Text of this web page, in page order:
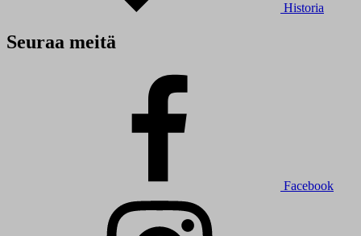
Historia
Seuraa meitä
Facebook